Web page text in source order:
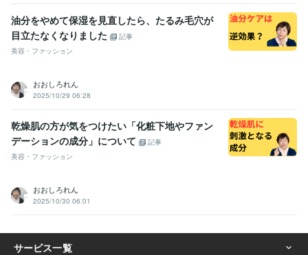
油分をやめて保湿を見直したら、たるみ毛穴が
目立たなくなりました
記事
美容・ファッション
おおしろれん
2025/10/29 06:28
乾燥肌の方が気をつけたい「化粧下地やファン
デーションの成分」について
記事
美容・ファッション
おおしろれん
2025/10/30 06:01